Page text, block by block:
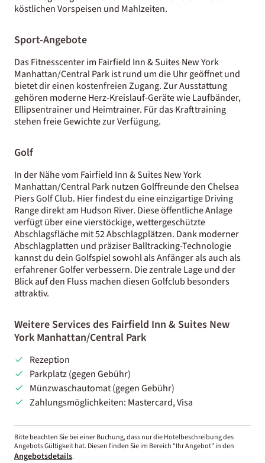
köstlichen Vorspeisen und Mahlzeiten.
Sport-Angebote
Das Fitnesscenter im Fairfield Inn & Suites New York
Manhattan/Central Park ist rund um die Uhr geöffnet und
bietet dir einen kostenfreien Zugang. Zur Ausstattung
gehören moderne Herz-Kreislauf-Geräte wie Laufbänder,
Ellipsentrainer und Heimtrainer. Für das Krafttraining
stehen freie Gewichte zur Verfügung.
Golf
In der Nähe vom Fairfield Inn & Suites New York
Manhattan/Central Park nutzen Golffreunde den Chelsea
Piers Golf Club. Hier findest du eine einzigartige Driving
Range direkt am Hudson River. Diese öffentliche Anlage
verfügt über eine vierstöckige, wettergeschützte
Abschlagsfläche mit 52 Abschlagplätzen. Dank moderner
Abschlagplatten und präziser Balltracking-Technologie
kannst du dein Golfspiel sowohl als Anfänger als auch als
erfahrener Golfer verbessern. Die zentrale Lage und der
Blick auf den Fluss machen diesen Golfclub besonders
attraktiv.
Weitere Services des Fairfield Inn & Suites New
York Manhattan/Central Park
Rezeption
Parkplatz (gegen Gebühr)
Münzwaschautomat (gegen Gebühr)
Zahlungsmöglichkeiten: Mastercard, Visa
Bitte beachten Sie bei einer Buchung, dass nur die Hotelbeschreibung des
Angebots Gültigkeit hat. Diesen finden Sie im Bereich “Ihr Angebot” in den
Angebotsdetails.